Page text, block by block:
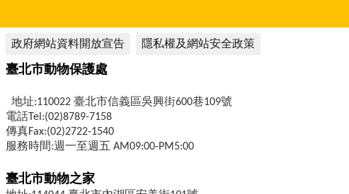
政府網站資料開放宣告 隱私權及網站安全政策
臺北市動物保護處
地址:110022 臺北市信義區吳興街600巷109號
電話Tel:(02)8789-7158
傳真Fax:(02)2722-1540
服務時間:週一至週五 AM09:00-PM5:00
臺北市動物之家